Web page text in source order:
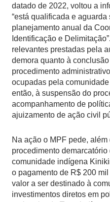
datado de 2022, voltou a
“está qualificada e
planejamento anual da
Identificação e
relevantes prestadas pela
demora quanto à
procedimento
ocupadas pela
então, à suspensão do
acompanhamento de
ajuizamento de ação civil
Na ação o MPF pede,
procedimento
comunidade indígena
o pagamento de R$ 200
valor a ser destinado à
investimentos diretos em